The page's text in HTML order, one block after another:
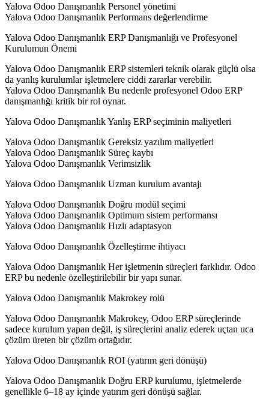
Yalova Odoo Danışmanlık Personel yönetimi
Yalova Odoo Danışmanlık Performans değerlendirme
Yalova Odoo Danışmanlık ERP Danışmanlığı ve Profesyonel
Kurulumun Önemi
Yalova Odoo Danışmanlık ERP sistemleri teknik olarak güçlü olsa
da yanlış kurulumlar işletmelere ciddi zararlar verebilir.
Yalova Odoo Danışmanlık Bu nedenle profesyonel Odoo ERP
danışmanlığı kritik bir rol oynar.
Yalova Odoo Danışmanlık Yanlış ERP seçiminin maliyetleri
Yalova Odoo Danışmanlık Gereksiz yazılım maliyetleri
Yalova Odoo Danışmanlık Süreç kaybı
Yalova Odoo Danışmanlık Verimsizlik
Yalova Odoo Danışmanlık Uzman kurulum avantajı
Yalova Odoo Danışmanlık Doğru modül seçimi
Yalova Odoo Danışmanlık Optimum sistem performansı
Yalova Odoo Danışmanlık Hızlı adaptasyon
Yalova Odoo Danışmanlık Özelleştirme ihtiyacı
Yalova Odoo Danışmanlık Her işletmenin süreçleri farklıdır. Odoo
ERP bu nedenle özelleştirilebilir bir yapı sunar.
Yalova Odoo Danışmanlık Makrokey rolü
Yalova Odoo Danışmanlık Makrokey, Odoo ERP süreçlerinde
sadece kurulum yapan değil, iş süreçlerini analiz ederek uçtan uca
çözüm üreten bir çözüm ortağıdır.
Yalova Odoo Danışmanlık ROI (yatırım geri dönüşü)
Yalova Odoo Danışmanlık Doğru ERP kurulumu, işletmelerde
genellikle 6–18 ay içinde yatırım geri dönüşü sağlar.